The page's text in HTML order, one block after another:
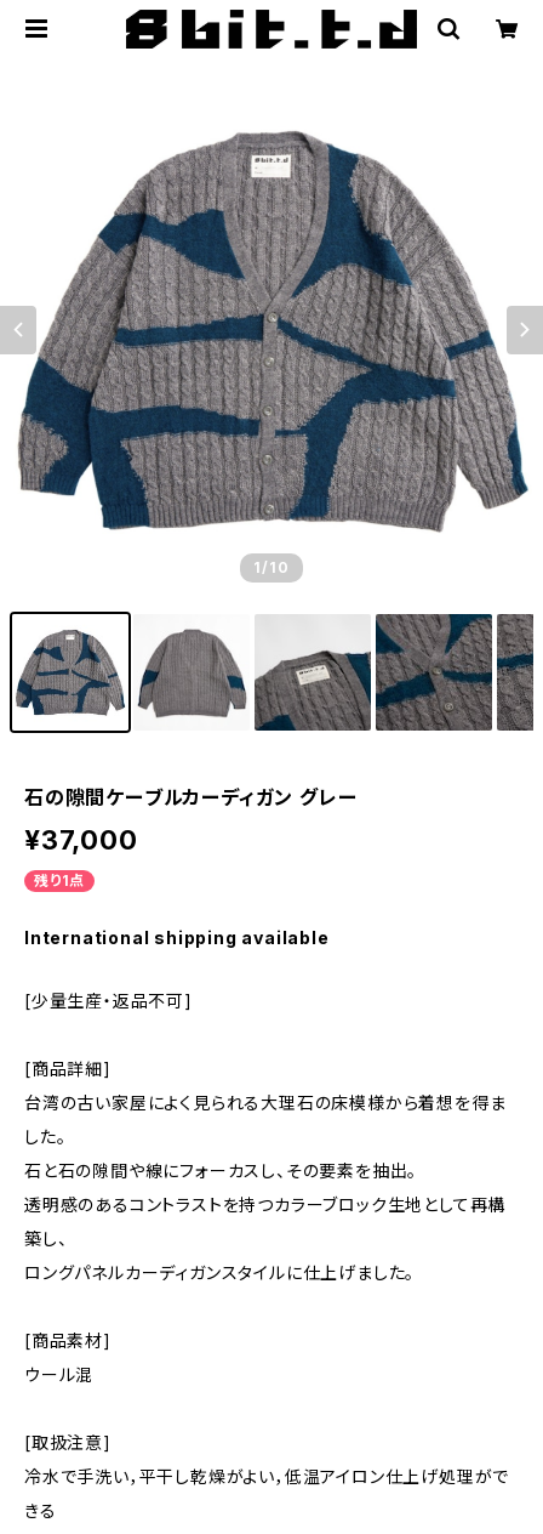
1 /10
石の隙間ケーブルカーディガン グレー
¥37,000
残り1点
International shipping available
[少量生産・返品不可]
[商品詳細]
台湾の古い家屋によく見られる大理石の床模様から着想を得ま
した。
石と石の隙間や線にフォーカスし、その要素を抽出。
透明感のあるコントラストを持つカラーブロック生地として再構
築し、
ロングパネルカーディガンスタイルに仕上げました。
[商品素材]
ウール混
[取扱注意]
冷水で手洗い，平干し乾燥がよい，低温アイロン仕上げ処理がで
きる